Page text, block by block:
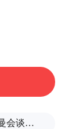
伊朗与阿曼会谈最新细节曝光